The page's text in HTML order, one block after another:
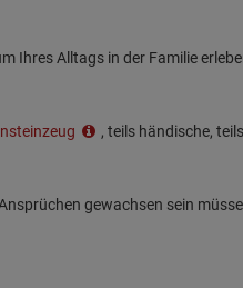
Ihres Alltags in der Familie
, teils händische,
gewachsen sein